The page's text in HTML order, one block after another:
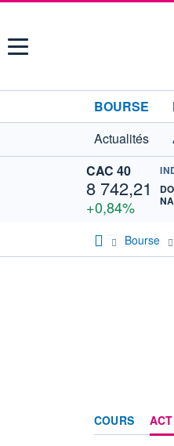
Menu
BOURSE
Actualités
CAC 40
8 742,21
+0,84%
Bourse
COURS